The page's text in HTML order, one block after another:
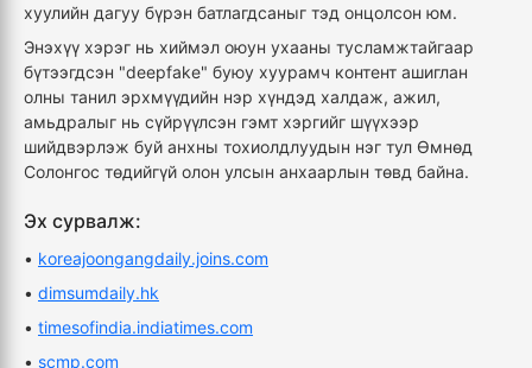
хуулийн дагуу бүрэн батлагдсаныг тэд онцолсон юм.
Энэхүү хэрэг нь хиймэл оюун ухааны тусламжтайгаар
бүтээгдсэн "deepfake" буюу хуурамч контент ашиглан
олны танил эрхмүүдийн нэр хүндэд халдаж, ажил,
амьдралыг нь сүйрүүлсэн гэмт хэргийг шүүхээр
шийдвэрлэж буй анхны тохиолдлуудын нэг тул Өмнөд
Солонгос төдийгүй олон улсын анхаарлын төвд байна.
Эх сурвалж:
• koreajoongangdaily.joins.com
• dimsumdaily.hk
• timesofindia.indiatimes.com
• scmp.com